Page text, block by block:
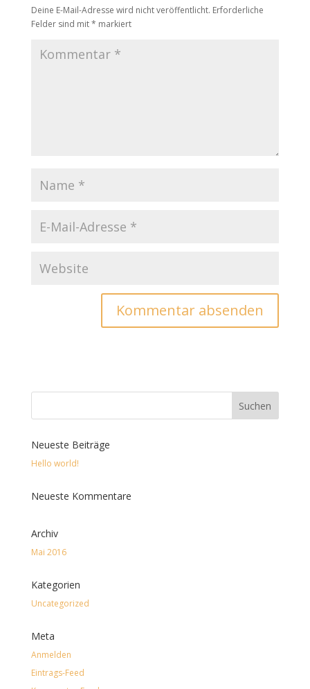
Deine E-Mail-Adresse wird nicht veröffentlicht. Erforderliche
Felder sind mit* markiert
Neueste Beiträge
Hello world!
Neueste Kommentare
Archiv
Mai 2016
Kategorien
Uncategorized
Meta
Anmelden
Eintrags-Feed